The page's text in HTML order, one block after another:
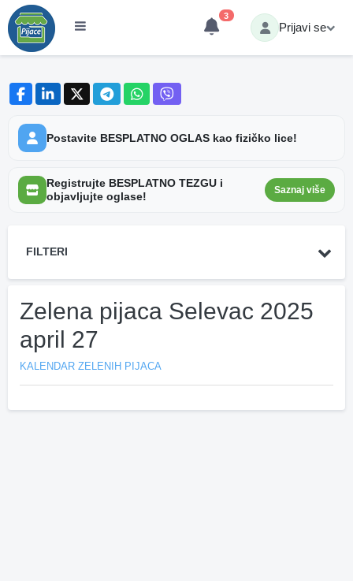
3
Prijavi se
Postavite BESPLATNO OGLAS kao fizičko lice!
Registrujte BESPLATNO TEZGU i
objavljujte oglase!
Saznaj više
FILTERI
Zelena pijaca Selevac 2025
april 27
KALENDAR ZELENIH PIJACA